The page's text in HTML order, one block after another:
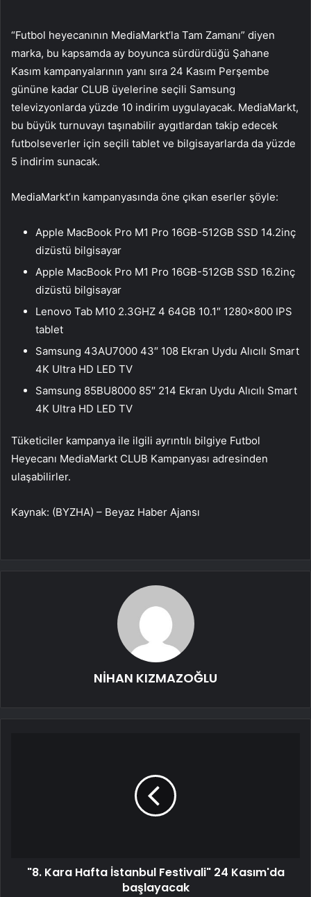
“Futbol heyecanının MediaMarkt’la Tam Zamanı” diyen
marka, bu kapsamda ay boyunca sürdürdüğü Şahane
Kasım kampanyalarının yanı sıra 24 Kasım Perşembe
gününe kadar CLUB üyelerine seçili Samsung
televizyonlarda yüzde 10 indirim uygulayacak. MediaMarkt,
bu büyük turnuvayı taşınabilir aygıtlardan takip edecek
futbolseverler için seçili tablet ve bilgisayarlarda da yüzde
5 indirim sunacak.
MediaMarkt’ın kampanyasında öne çıkan eserler şöyle:
Apple MacBook Pro M1 Pro 16GB-512GB SSD 14.2inç
dizüstü bilgisayar
Apple MacBook Pro M1 Pro 16GB-512GB SSD 16.2inç
dizüstü bilgisayar
Lenovo Tab M10 2.3GHZ 4 64GB 10.1″ 1280×800 IPS
tablet
Samsung 43AU7000 43″ 108 Ekran Uydu Alıcılı Smart
4K Ultra HD LED TV
Samsung 85BU8000 85″ 214 Ekran Uydu Alıcılı Smart
4K Ultra HD LED TV
Tüketiciler kampanya ile ilgili ayrıntılı bilgiye Futbol
Heyecanı MediaMarkt CLUB Kampanyası adresinden
ulaşabilirler.
Kaynak: (BYZHA) – Beyaz Haber Ajansı
NİHAN KIZMAZOĞLU
"8. Kara Hafta İstanbul Festivali" 24 Kasım'da
başlayacak